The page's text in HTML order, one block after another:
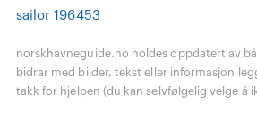
sailor 196453
norskhavneguide.no holdes oppdatert av
bidrar med bilder, tekst eller informasjon
takk for hjelpen (du kan selvfølgelig velge å